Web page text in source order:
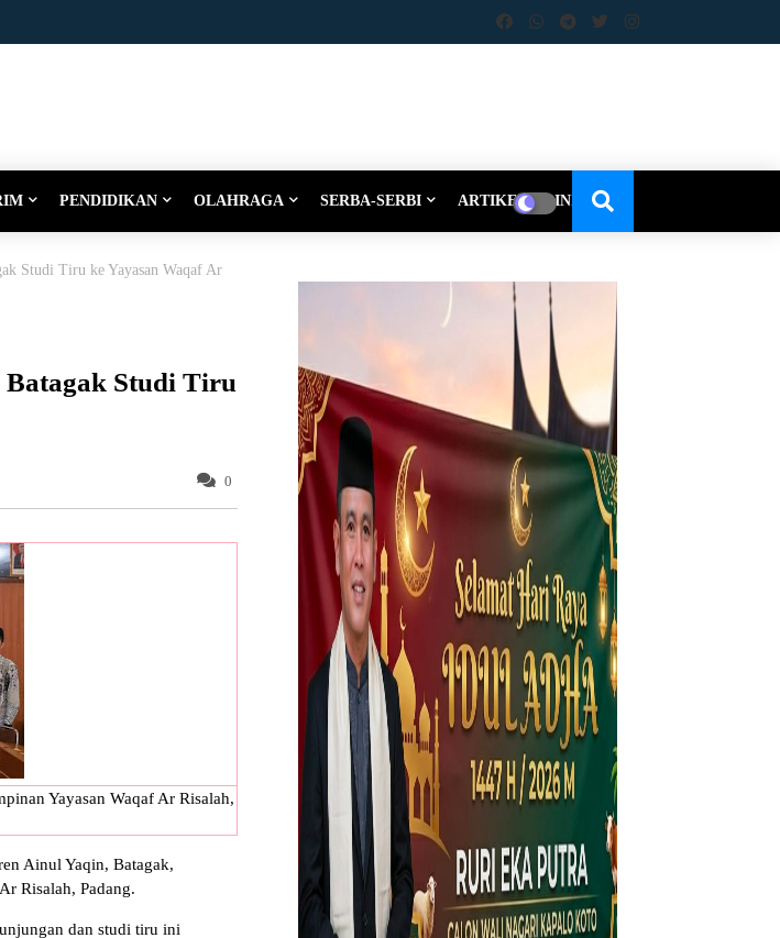
PENDIDIKAN OLAHRAGA SERBA-SERBI ARTIKEL-OPINI
Studi Tiru ke Yayasan Waqaf Ar
Batagak Studi Tiru
0
Yayasan Waqaf Ar Risalah,
Ainul Yaqin, Batagak,
Risalah, Padang.
dan studi tiru ini